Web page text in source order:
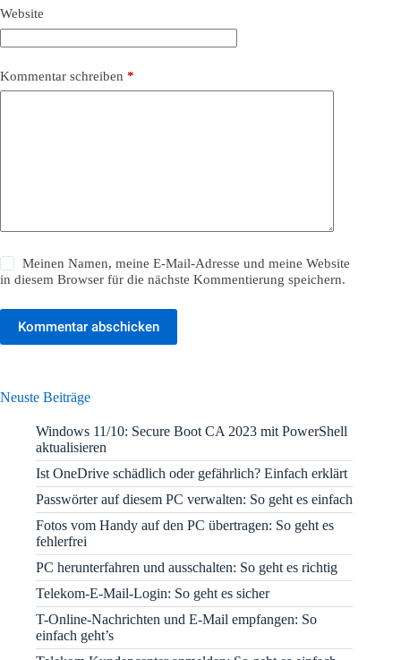
Website
Kommentar schreiben *
Meinen Namen, meine E-Mail-Adresse und meine Website
in diesem Browser für die nächste Kommentierung speichern.
Kommentar abschicken
Neuste Beiträge
Windows 11/10: Secure Boot CA 2023 mit PowerShell
aktualisieren
Ist OneDrive schädlich oder gefährlich? Einfach erklärt
Passwörter auf diesem PC verwalten: So geht es einfach
Fotos vom Handy auf den PC übertragen: So geht es
fehlerfrei
PC herunterfahren und ausschalten: So geht es richtig
Telekom-E-Mail-Login: So geht es sicher
T-Online-Nachrichten und E-Mail empfangen: So
einfach geht’s